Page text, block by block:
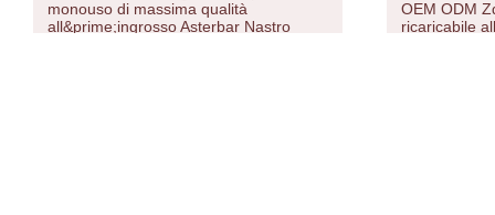
monouso di massima qualità
all&prime;ingrosso Asterbar Nastro
OEM ODM
ricaricabile